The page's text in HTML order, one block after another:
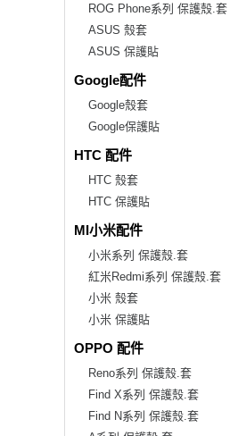
ROG Phone系列 保護殼.套
ASUS 殼套
ASUS 保護貼
Google配件
Google殼套
Google保護貼
HTC 配件
HTC 殼套
HTC 保護貼
MI小米配件
小米系列 保護殼.套
紅米Redmi系列 保護殼.套
小米 殼套
小米 保護貼
OPPO 配件
Reno系列 保護殼.套
Find X系列 保護殼.套
Find N系列 保護殼.套